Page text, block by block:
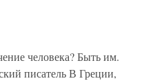
человека? Быть им.
писатель В Греции,